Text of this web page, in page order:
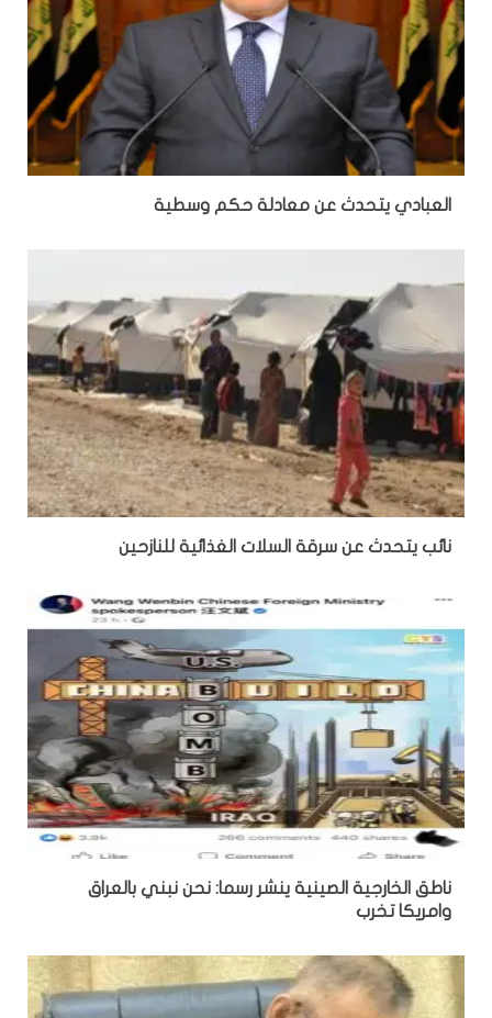
العبادي يتحدث عن معادلة حكم وسطية
نائب يتحدث عن سرقة السلات الغذائية للنازحين
ناطق الخارجية الصينية ينشر رسما: نحن نبني بالعراق
وامريكا تخرب